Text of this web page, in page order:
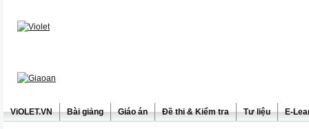
ViOLET.VN Bài giảng Giáo án Đề thi & Kiểm tra Tư liệu E-